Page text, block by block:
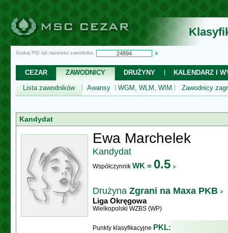
Szukaj PID lub nazwisko zawodnika:
CEZAR ZAWODNICY DRUŻYNY
KALENDARZ I
Lista zawodników
Awansy WGM, WLM, WIM Zawodnicy
Kandydat
Ewa Marchelek
Kandydat
Współczynnik WK = 0.5
Drużyna Zgrani na Maxa PKB
Liga Okręgowa
Wielkopolski WZBS (WP)
Punkty klasyfikacyjne PKL: